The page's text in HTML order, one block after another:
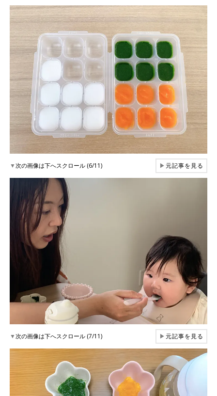
▼次の画像は下へスクロール (6/11) ▶元記事を見る
▼次の画像は下へスクロール (7/11) ▶元記事を見る